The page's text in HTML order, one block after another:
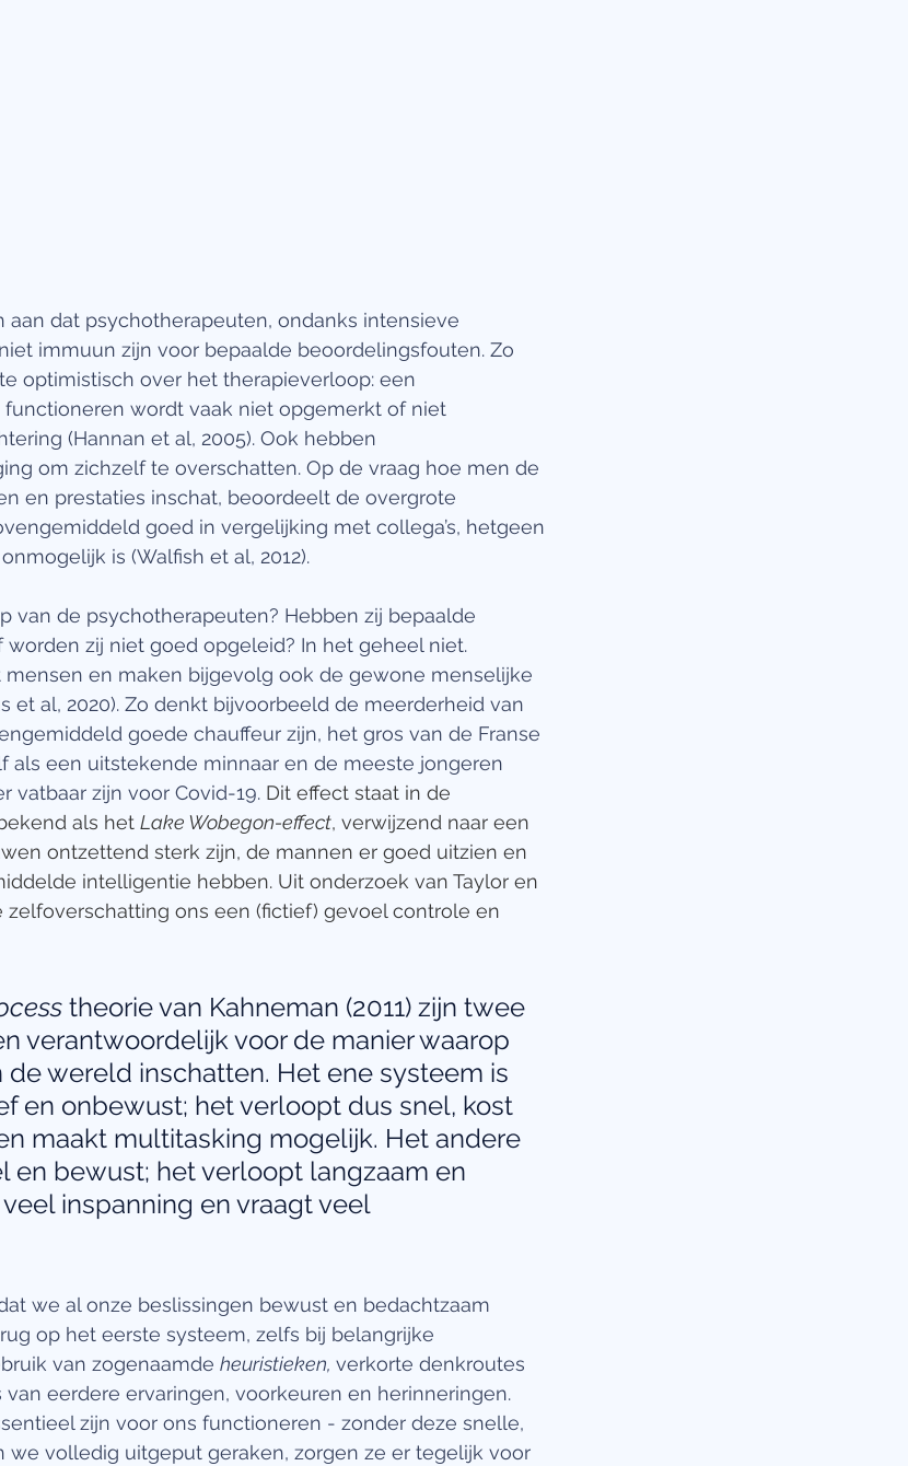
aan dat psychotherapeuten, ondanks intensieve
immuun zijn voor bepaalde beoordelingsfouten. Zo
optimistisch over het therapieverloop: een
wordt vaak niet opgemerkt of niet
(Hannan et al, 2005). Ook hebben
om zichzelf te overschatten. Op de vraag hoe men de
en prestaties inschat, beoordeelt de overgrote
goed in vergelijking met collega’s, hetgeen
is (Walfish et al, 2012).
van de psychotherapeuten? Hebben zij bepaalde
worden zij niet goed opgeleid? In het geheel niet.
en maken bijgevolg ook de gewone menselijke
et al, 2020). Zo denkt bijvoorbeeld de meerderheid van
goede chauffeur zijn, het gros van de Franse
als een uitstekende minnaar en de meeste jongeren
vatbaar zijn voor Covid-19. Dit effect staat in de
als het Lake Wobegon-effect, verwijzend naar een
ontzettend sterk zijn, de mannen er goed uitzien en
intelligentie hebben. Uit onderzoek van Taylor en
zelfoverschatting ons een (fictief) gevoel controle en
theorie van Kahneman (2011) zijn twee
verantwoordelijk voor de manier waarop
wereld inschatten. Het ene systeem is
en onbewust; het verloopt dus snel, kost
maakt multitasking mogelijk. Het andere
en bewust; het verloopt langzaam en
inspanning en vraagt veel
we al onze beslissingen bewust en bedachtzaam
op het eerste systeem, zelfs bij belangrijke
van zogenaamde heuristieken, verkorte denkroutes
eerdere ervaringen, voorkeuren en herinneringen.
zijn voor ons functioneren - zonder deze snelle,
we volledig uitgeput geraken, zorgen ze er tegelijk voor